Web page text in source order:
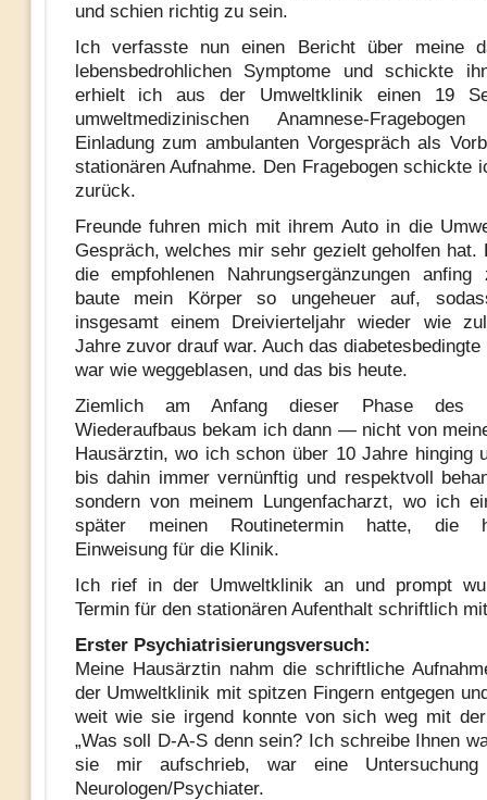
und schien richtig zu sein.
Ich verfasste nun einen Bericht über meine
lebensbedrohlichen Symptome und schickte
erhielt ich aus der Umweltklinik einen 19
umweltmedizinischen Anamnese-
Einladung zum ambulanten Vorgespräch als
stationären Aufnahme. Den Fragebogen schickte
zurück.
Freunde fuhren mich mit ihrem Auto in die
Gespräch, welches mir sehr gezielt geholfen hat.
die empfohlenen Nahrungsergänzungen anfing
baute mein Körper so ungeheuer auf,
insgesamt einem Dreivierteljahr wieder wie
Jahre zuvor drauf war. Auch das diabetesbedingte
war wie weggeblasen, und das bis heute.
Ziemlich am Anfang dieser Phase des
Wiederaufbaus bekam ich dann — nicht von
Hausärztin, wo ich schon über 10 Jahre hinging
bis dahin immer vernünftig und respektvoll
sondern von meinem Lungenfacharzt, wo ich
später meinen Routinetermin hatte, die
Einweisung für die Klinik.
Ich rief in der Umweltklinik an und prompt
Termin für den stationären Aufenthalt schriftlich
Erster Psychiatrisierungsversuch:
Meine Hausärztin nahm die schriftliche
der Umweltklinik mit spitzen Fingern entgegen
weit wie sie irgend konnte von sich weg mit
„Was soll D-A-S denn sein? Ich schreibe Ihnen
sie mir aufschrieb, war eine
Neurologen/Psychiater.